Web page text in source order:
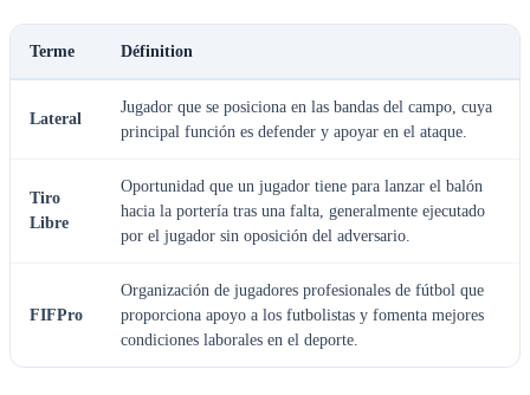
Terme Définition
Lateral
Jugador que se posiciona en las bandas del campo, cuya
principal función es defender y apoyar en el ataque.
Tiro
Libre
Oportunidad que un jugador tiene para lanzar el balón
hacia la portería tras una falta, generalmente ejecutado
por el jugador sin oposición del adversario.
FIFPro
Organización de jugadores profesionales de fútbol que
proporciona apoyo a los futbolistas y fomenta mejores
condiciones laborales en el deporte.